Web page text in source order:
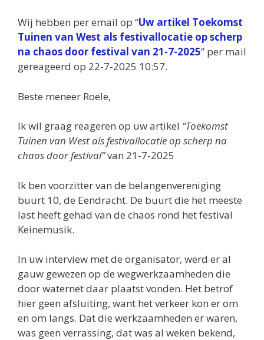
Wij hebben per email op “Uw artikel Toekomst
Tuinen van West als festivallocatie op scherp
na chaos door festival van 21-7-2025” per mail
gereageerd op 22-7-2025 10:57.
Beste meneer Roele,
Ik wil graag reageren op uw artikel “Toekomst
Tuinen van West als festivallocatie op scherp na
chaos door festival”van 21-7-2025
Ik ben voorzitter van de belangenvereniging
buurt 10, de Eendracht. De buurt die het meeste
last heeft gehad van de chaos rond het festival
Keinemusik.
In uw interview met de organisator, werd er al
gauw gewezen op de wegwerkzaamheden die
door waternet daar plaatst vonden. Het betrof
hier geen afsluiting, want het verkeer kon er om
en om langs. Dat die werkzaamheden er waren,
was geen verrassing, dat was al weken bekend,